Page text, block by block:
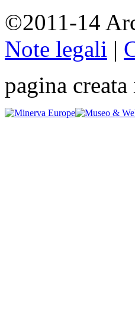
©2011-14
Note legali |
pagina